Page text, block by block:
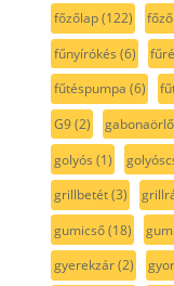
főzőlap(122)
fűnyírókés (6)
fűtéspumpa (6)
G9(2) gabonaörlő
golyós (1)
grillbetét(3)
gumicső(18)
gyerekzár(2)